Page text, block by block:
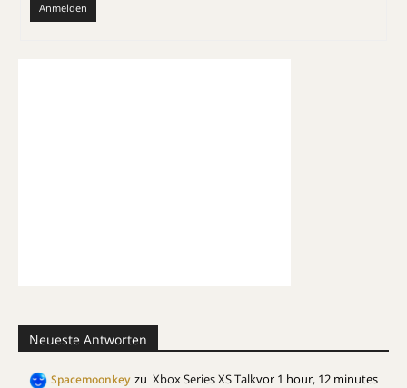
Anmelden
Neueste Antworten
Spacemoonkey zu Xbox Series XS Talkvor 1 hour, 12 minutes